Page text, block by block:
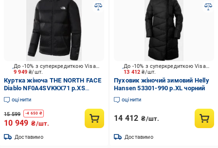
9 949₴/шт.
До -10% з суперкредиткою Visa Вигода
Куртка жіноча THE NORTH FACE
Diablo NF0A4SVKKX71 р.XS
чорний
оцінити
15 599 -4 650 ₴
10 949 ₴/шт.
Доставимо
13 412₴/шт.
До -10% з суперкредиткою Visa Вигода
Пуховик жіночий зимовий Helly
Hansen 53301-990 р.XL чорний
оцінити
14 412 ₴/шт.
Доставимо